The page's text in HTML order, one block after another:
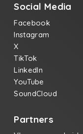
Social Media
Facebook
Instagram
X
TikTok
LinkedIn
YouTube
SoundCloud
Partners